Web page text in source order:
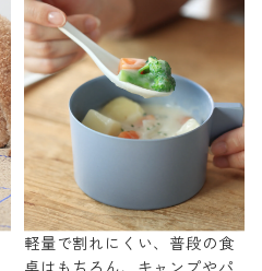
軽量で割れにくい、普段の食